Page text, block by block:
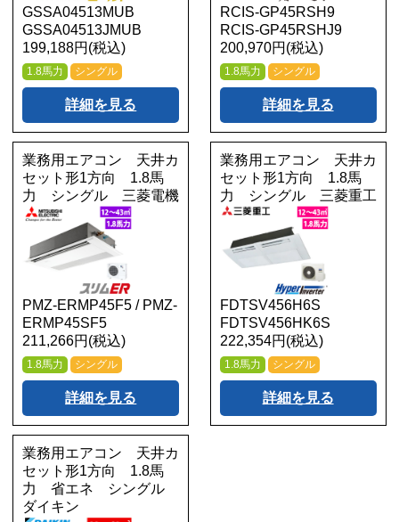
GSSA04513MUB
GSSA04513JMUB
199,188円(税込)
1.8馬力 シングル
詳細を見る
RCIS-GP45RSH9
RCIS-GP45RSHJ9
200,970円(税込)
1.8馬力 シングル
詳細を見る
業務用エアコン 天井カ
セット形1方向 1.8馬
力 シングル 三菱電機
PMZ-ERMP45F5 / PMZ-
ERMP45SF5
211,266円(税込)
1.8馬力 シングル
詳細を見る
業務用エアコン 天井カ
セット形1方向 1.8馬
力 シングル 三菱重工
FDTSV456H6S
FDTSV456HK6S
222,354円(税込)
1.8馬力 シングル
詳細を見る
業務用エアコン 天井カ
セット形1方向 1.8馬
力 省エネ シングル
ダイキン